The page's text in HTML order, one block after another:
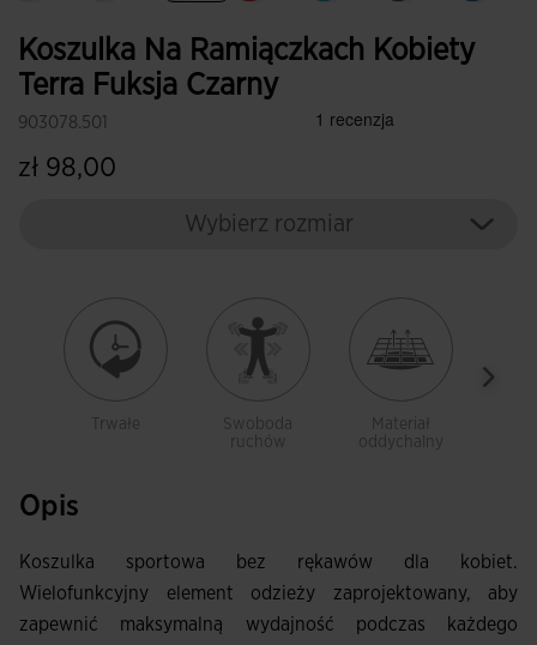
Koszulka Na Ramiączkach Kobiety
Terra Fuksja Czarny
903078.501
zł 98,00
Wybierz rozmiar
Trwałe
Swoboda
ruchów
Materiał
oddychalny
Opis
Koszulka sportowa bez rękawów dla kobiet.
Wielofunkcyjny element odzieży zaprojektowany, aby
zapewnić maksymalną wydajność podczas każdego